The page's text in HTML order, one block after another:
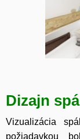
Dizajn
Vizualizácia
požiadavkou